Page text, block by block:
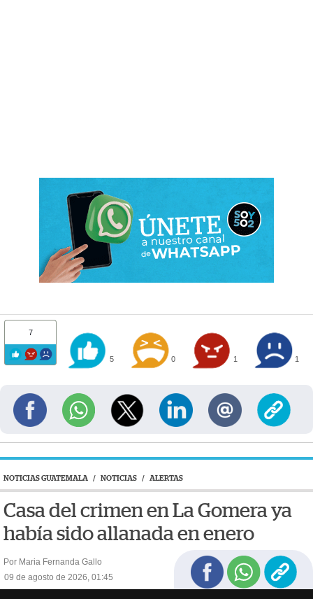
7
5 0 1 1
NOTICIAS GUATEMALA / NOTICIAS / ALERTAS
Casa del crimen en La Gomera ya
había sido allanada en enero
Por Maria Fernanda Gallo
09 de agosto de 2026, 01:45